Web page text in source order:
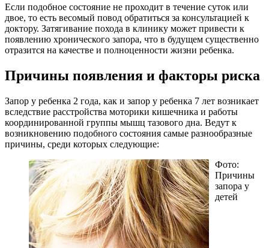
Если подобное состояние не проходит в течение суток или
двое, то есть весомый повод обратиться за консультацией к
доктору. Затягивание похода в клинику может привести к
появлению хронического запора, что в будущем существенно
отразится на качестве и полноценности жизни ребенка.
Причины появления и факторы риска
Запор у ребенка 2 года, как и запор у ребенка 7 лет возникает
вследствие расстройства моторики кишечника и работы
координированной группы мышц тазового дна. Ведут к
возникновению подобного состояния самые разнообразные
причины, среди которых следующие:
Фото:
Причины
запора у
детей